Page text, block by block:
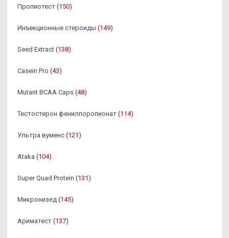
Пропиотест (150)
Инъекционные стероиды (149)
Seed Extract (138)
Casein Pro (43)
Mutant BCAA Caps (48)
Тестостерон фенилпоропионат (114)
Ультра вуменс (121)
Ataka (104)
Super Quad Protein (131)
Микронизед (145)
Ариматест (137)